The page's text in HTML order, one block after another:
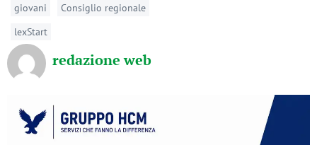
giovani
Consiglio regionale
lexStart
redazione web